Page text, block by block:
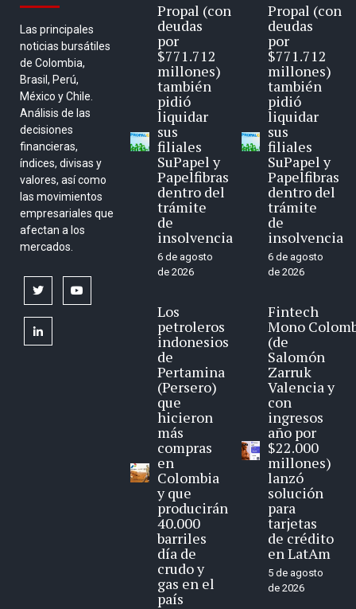
Las principales
noticias bursátiles
de Colombia,
Brasil, Perú,
México y Chile.
Análisis de las
decisiones
financieras,
índices, divisas y
valores, así como
las movimientos
empresariales que
afectan a los
mercados.
twitter
linkedin
Propal (con
deudas
por
$771.712
millones)
también
pidió
liquidar
sus
filiales
SuPapel y
Papelfibras
dentro del
trámite
de
insolvencia
6 de agosto
de 2026
Los
petroleros
indonesios
de
Pertamina
(Persero)
que
hicieron
más
compras
en
Colombia
y que
producirán
40.000
barriles
día de
crudo y
gas en el
país
Propal (con
deudas
por
$771.712
millones)
también
pidió
liquidar
sus
filiales
SuPapel y
Papelfibras
dentro del
trámite
de
insolvencia
6 de agosto
de 2026
Fintech
Mono
(de
Salomón
Zarruk
Valencia y
con
ingresos
año por
$22.000
millones)
lanzó
solución
para
tarjetas
de crédito
en LatAm
5 de agosto
de 2026